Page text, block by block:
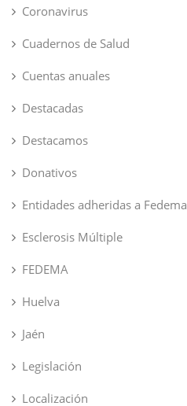
Coronavirus
Cuadernos de Salud
Cuentas anuales
Destacadas
Destacamos
Donativos
Entidades adheridas a Fedema
Esclerosis Múltiple
FEDEMA
Huelva
Jaén
Legislación
Localización